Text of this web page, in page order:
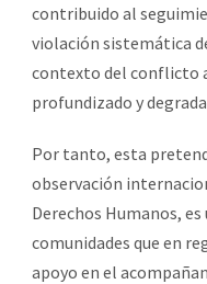
contribuido al
violación sistemática
contexto del conflicto
profundizado y
Por tanto, esta
observación
Derechos Humanos,
comunidades que en
apoyo en el